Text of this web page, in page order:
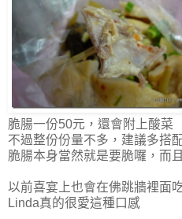
脆腸一份50元，還會附上酸菜
不過整份份量不多，建議多搭
脆腸本身當然就是要脆囉，而
以前喜宴上也會在佛跳牆裡面
Linda真的很愛這種口感